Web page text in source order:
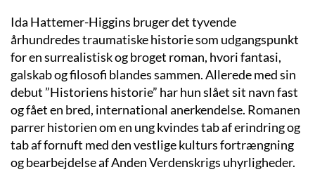
Ida Hattemer-Higgins bruger det tyvende
århundredes traumatiske historie som udgangspunkt
for en surrealistisk og broget roman, hvori fantasi,
galskab og filosofi blandes sammen. Allerede med sin
debut ”Historiens historie” har hun slået sit navn fast
og fået en bred, international anerkendelse. Romanen
parrer historien om en ung kvindes tab af erindring og
tab af fornuft med den vestlige kulturs fortrængning
og bearbejdelse af Anden Verdenskrigs uhyrligheder.